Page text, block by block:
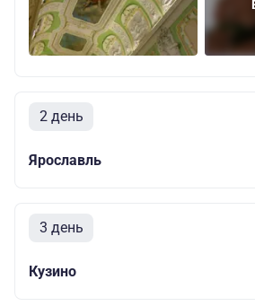
2 день
Ярославль
3 день
Кузино